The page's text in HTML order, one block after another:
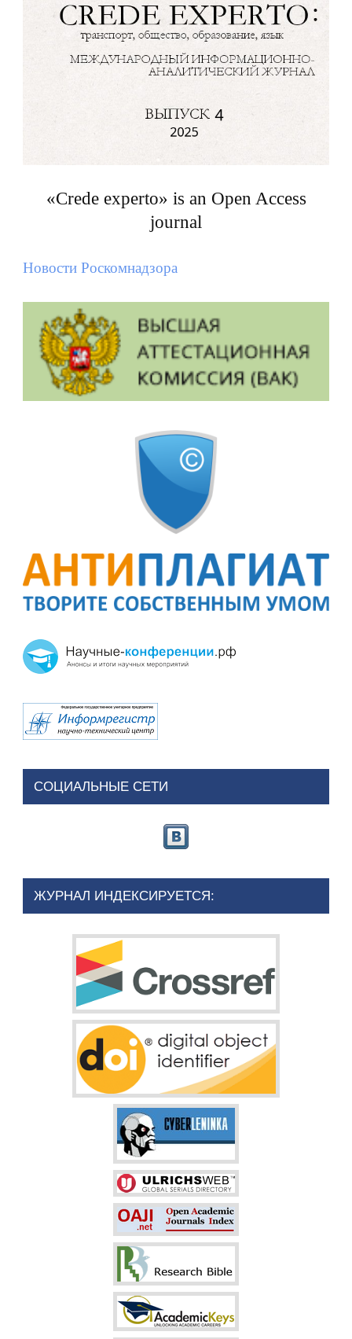
«Crede experto» is an Open Access
journal
Новости Роскомнадзора
СОЦИАЛЬНЫЕ СЕТИ
ЖУРНАЛ ИНДЕКСИРУЕТСЯ: